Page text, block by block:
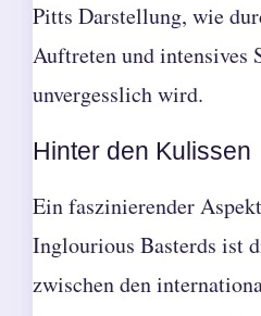
Pitts Darstellung, wie
Auftreten und intensives
unvergesslich wird.
Hinter den Kulissen
Ein faszinierender
Inglourious Basterds ist
zwischen den